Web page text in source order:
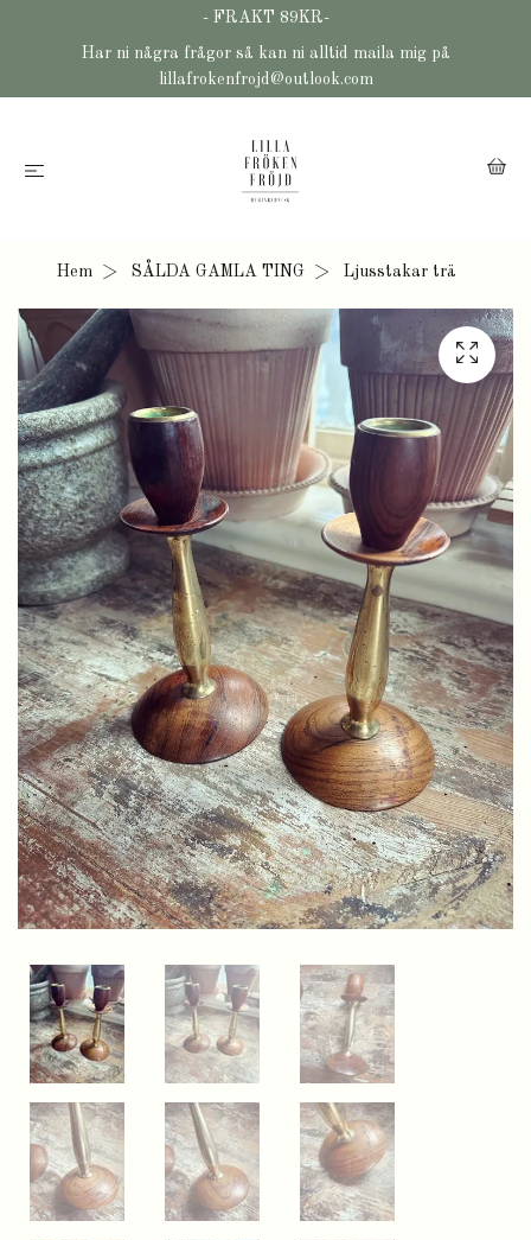
- FRAKT 89KR-
Har ni några frågor så kan ni alltid maila mig på
lillafrokenfrojd@outlook.com
Hem SÅLDA GAMLA TING Ljusstakar trä